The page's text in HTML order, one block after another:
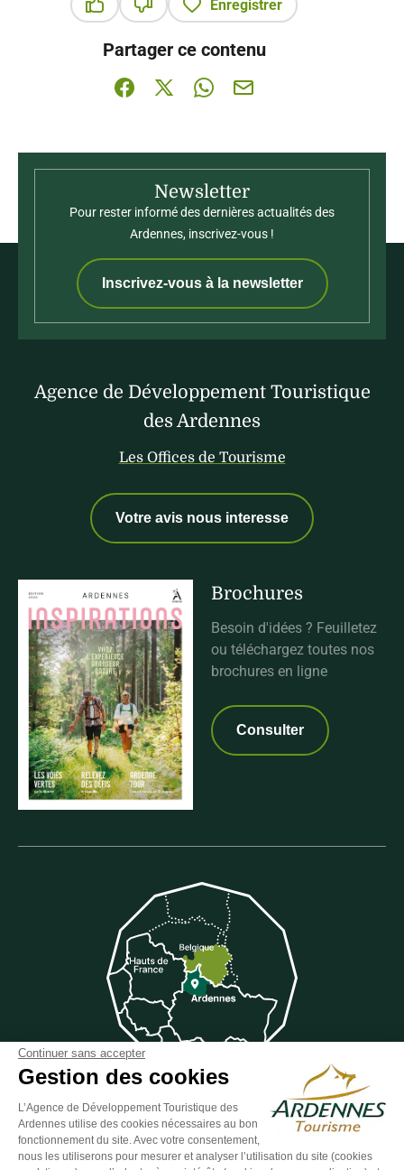
Enregistrer
Partager ce contenu
Partager sur Facebook (nouvelle fenêtre)
Partager sur X / Twitter (nouvelle
Partager sur WhatsApp
Partager par mail
Newsletter
Pour rester informé des dernières actualités des
Ardennes, inscrivez-vous !
Inscrivez-vous à la newsletter
Agence de Développement Touristique
des Ardennes
Les Offices de Tourisme
Votre avis nous interesse
Brochures
Besoin d'idées ? Feuilletez
ou téléchargez toutes nos
brochures en ligne
Consulter
Suivez-nous sur Facebook
Suivez-nous sur Instagram
Suivez-nous sur Youtube
Suivez-nous sur
Suivez-nous
Continuer sans accepter
Gestion des cookies
L’Agence de Développement Touristique des
Ardennes utilise des cookies nécessaires au bon
fonctionnement du site. Avec votre consentement,
nous les utiliserons pour mesurer et analyser l’utilisation du site (cookies